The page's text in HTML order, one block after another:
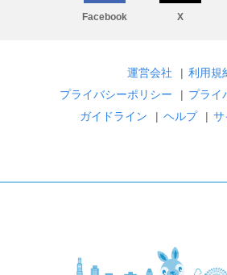
Facebook X
運営会社 | 利用規
プライバシーポリシー
| プライ
ガイドライン
| ヘルプ | サ